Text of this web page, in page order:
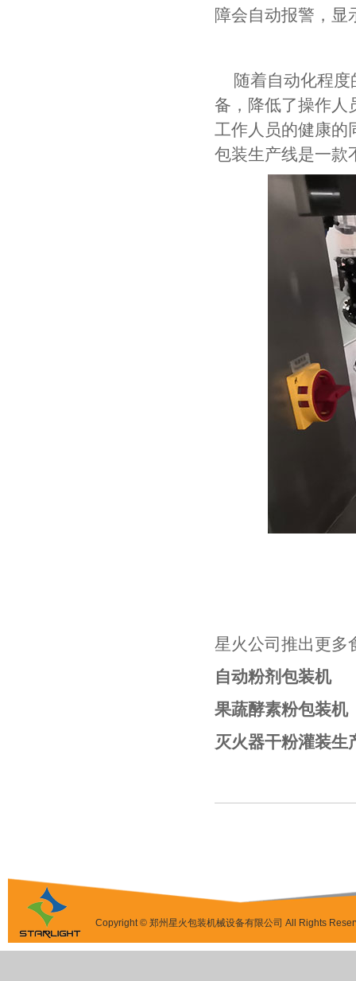
障会自动报警，显
随着自动化程
备，降低了操作人
工作人员的健康的
包装生产线是一款
星火公司推出更多
自动粉剂包装机
果蔬酵素粉包装机
灭火器干粉灌装生
Copyright © 郑州星火包装机械设备有限公司 All Rights